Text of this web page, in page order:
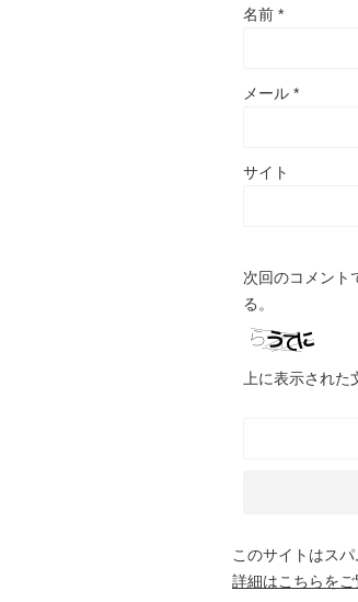
名前 *
メール *
サイト
次回のコメント
る。
上に表示された
このサイトはス
詳細はこちらを